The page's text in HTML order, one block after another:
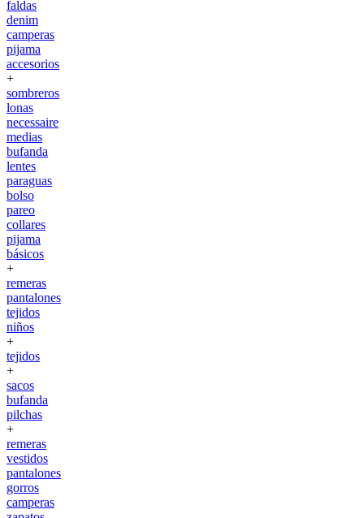
faldas
denim
camperas
pijama
accesorios
+
sombreros
lonas
necessaire
medias
bufanda
lentes
paraguas
bolso
pareo
collares
pijama
básicos
+
remeras
pantalones
tejidos
niños
+
tejidos
+
sacos
bufanda
pilchas
+
remeras
vestidos
pantalones
gorros
camperas